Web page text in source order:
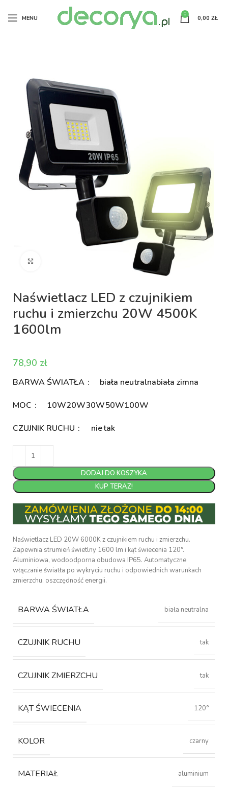
MENU
0
0,00 ZŁ
Naświetlacz LED z czujnikiem
ruchu i zmierzchu 20W 4500K
1600lm
zł
BARWA ŚWIATŁA biała neutralnabiała zimna
MOC 10W20W30W50W100W
CZUJNIK RUCHU nietak
DODAJ DO KOSZYKA
KUP TERAZ!
Naświetlacz LED 20W 6000K z czujnikiem ruchu i zmierzchu.
Zapewnia strumień świetlny 1600 lm i kąt świecenia 120°.
Aluminiowa, wodoodporna obudowa IP65. Automatyczne
włączanie światła po wykryciu ruchu i odpowiednich warunkach
zmierzchu, oszczędność energii.
BARWA ŚWIATŁA biała neutralna
CZUJNIK RUCHU tak
CZUJNIK ZMIERZCHU tak
KĄT ŚWIECENIA 120°
KOLOR czarny
MATERIAŁ aluminium